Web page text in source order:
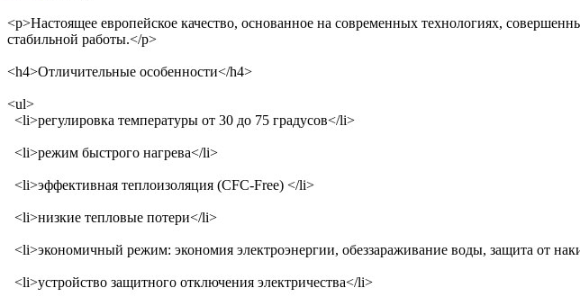
<p>Настоящее европейское качество, основанное на современных технологиях,
стабильной работы.</p>
<h4>Отличительные особенности</h4>
<ul>
<li>регулировка температуры от 30 до 75 градусов</li>
<li>режим быстрого нагрева</li>
<li>эффективная теплоизоляция (CFC-Free) </li>
<li>низкие тепловые потери</li>
<li>экономичный режим: экономия электроэнергии, обеззараживание воды, защита от
<li>устройство защитного отключения электричества</li>